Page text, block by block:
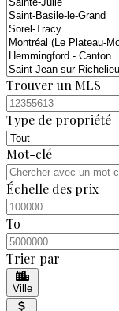
Trouver un MLS
Type de propriété
Mot-clé
Échelle des prix
To
Trier par
Ville